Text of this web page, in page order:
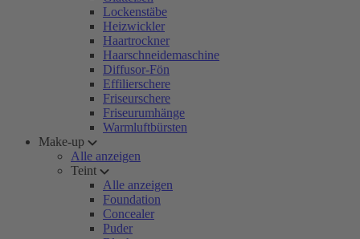
Lockenstäbe
Heizwickler
Haartrockner
Haarschneidemaschine
Diffusor-Fön
Effilierschere
Friseurschere
Friseurumhänge
Warmluftbürsten
Make-up
Alle anzeigen
Teint
Alle anzeigen
Foundation
Concealer
Puder